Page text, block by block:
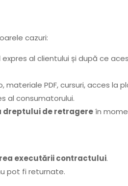
cazuri:
al clientului și după ce
materiale PDF, cursuri, acces la
al consumatorului.
dreptului de retragereîn
executării contractului.
pot fi returnate.